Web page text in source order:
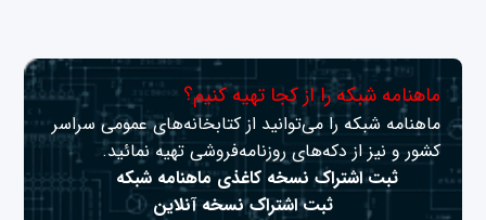
ماهنامه شبکه را از کجا تهیه کنیم؟
ماهنامه شبکه را می‌توانید از کتابخانه‌های عمومی سراسر
کشور و نیز از دکه‌های روزنامه‌فروشی تهیه نمائید.
ثبت اشتراک نسخه کاغذی ماهنامه شبکه
ثبت اشتراک نسخه آنلاین